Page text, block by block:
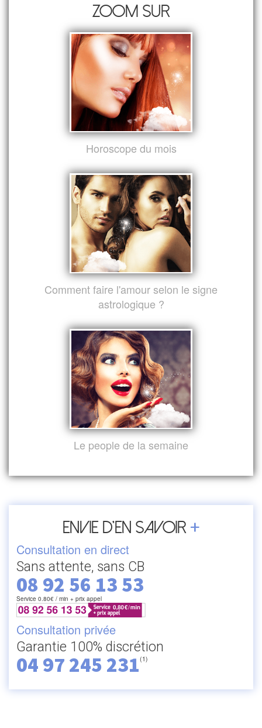
Zoom sur
Horoscope du mois
Comment faire l'amour selon le signe
astrologique ?
Le people de la semaine
Envie d’en savoir +
Consultation en direct
Sans attente, sans CB
08 92 56 13 53
Service 0.80€ / min + prix appel
Consultation privée
Garantie 100% discrétion
04 97 245 231(1)